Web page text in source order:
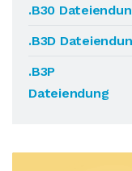
.B30
.B3D
.B3P
Dateiendung